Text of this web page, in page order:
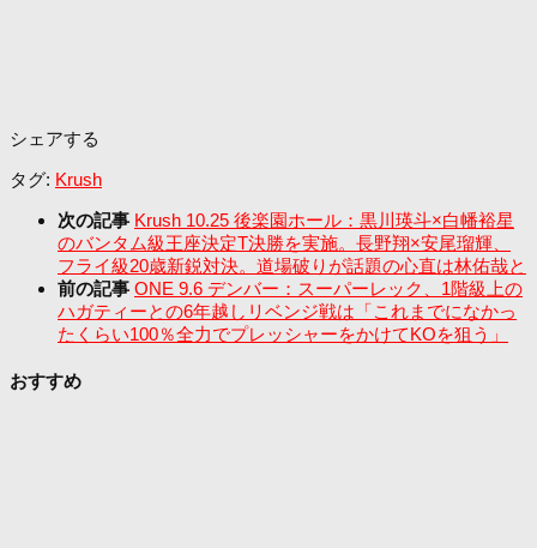
シェアする
タグ: Krush
次の記事 Krush 10.25 後楽園ホール：黒川瑛斗×白幡裕星
のバンタム級王座決定T決勝を実施。長野翔×安尾瑠輝、
フライ級20歳新鋭対決。道場破りが話題の心直は林佑哉と
前の記事 ONE 9.6 デンバー：スーパーレック、1階級上の
ハガティーとの6年越しリベンジ戦は「これまでになかっ
たくらい100％全力でプレッシャーをかけてKOを狙う」
おすすめ